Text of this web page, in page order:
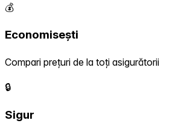
💰
Economisești
Compari prețuri de la toți asigurătorii
🔒
Sigur